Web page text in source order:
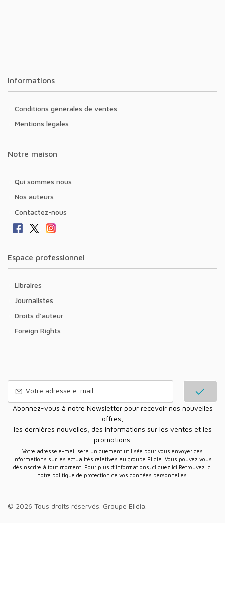
Informations
Conditions générales de ventes
Mentions légales
Notre maison
Qui sommes nous
Nos auteurs
Contactez-nous
Espace professionnel
Libraires
Journalistes
Droits d'auteur
Foreign Rights
Abonnez-vous à notre Newsletter pour recevoir nos nouvelles
offres,
les dernières nouvelles, des informations sur les ventes et les
promotions.
Votre adresse e-mail sera uniquement utilisée pour vous envoyer des
informations sur les actualités relatives au groupe Elidia. Vous pouvez vous
désinscrire à tout moment. Pour plus d’informations, cliquez ici Retrouvez ici
notre politique de protection de vos données personnelles
© 2026 Tous droits réservés. Groupe Elidia